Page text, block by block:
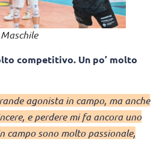
competitivo. Un po’ molto
agonista in campo, ma anche
e perdere mi fa ancora uno
campo sono molto passionale,